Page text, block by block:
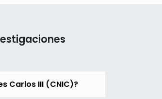
Carlos III (CNIC)?